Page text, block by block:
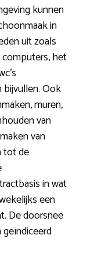
kunnen
in
uit zoals
het
Ook
muren,
van
van
tot de
in wat
een
De doorsnee